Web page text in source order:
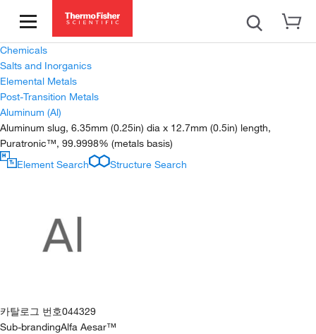
Chemicals
Salts and Inorganics
Elemental Metals
Post-Transition Metals
Aluminum (Al)
Aluminum slug, 6.35mm (0.25in) dia x 12.7mm (0.5in) length,
Puratronic™, 99.9998% (metals basis)
Element Search
Structure Search
카탈로그 번호044329
Sub-brandingAlfa Aesar™